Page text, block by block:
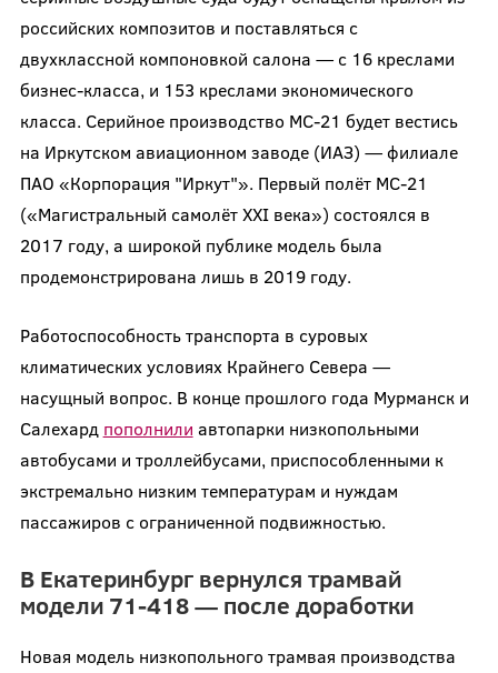
российских композитов и поставляться с
двухклассной компоновкой салона — с 16 креслами
бизнес-класса, и 153 креслами экономического
класса. Серийное производство МС-21 будет вестись
на Иркутском авиационном заводе (ИАЗ) — филиале
ПАО «Корпорация "Иркут"». Первый полёт МС-21
(«Магистральный самолёт XXI века») состоялся в
2017 году, а широкой публике модель была
продемонстрирована лишь в 2019 году.
Работоспособность транспорта в суровых
климатических условиях Крайнего Севера —
насущный вопрос. В конце прошлого года Мурманск и
Салехард пополнили автопарки низкопольными
автобусами и троллейбусами, приспособленными к
экстремально низким температурам и нуждам
пассажиров с ограниченной подвижностью.
В Екатеринбург вернулся трамвай
модели 71-418 — после доработки
Новая модель низкопольного трамвая производства